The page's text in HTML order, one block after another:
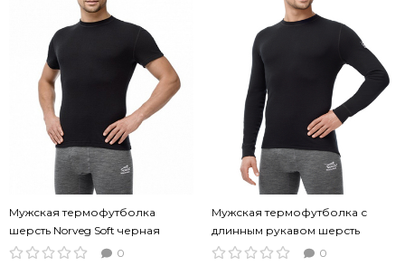
Мужская термофутболка
шерсть Norveg Soft черная
0
Мужская термофутболка с
длинным рукавом шерсть
Norveg Soft черная 0